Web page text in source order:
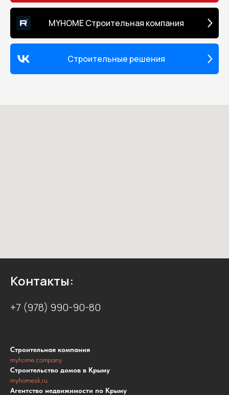
MYHOME Строительная компания
Строительные решения
Контакты:
+7 (978) 990-90-80
Строительная компания
myhome.company
Строительство домов в Крыму
myhomesk.ru
Агентство недвижимости по Крыму